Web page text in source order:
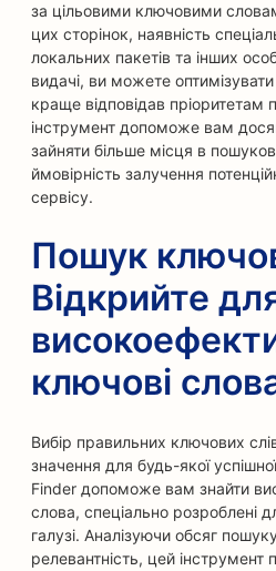
за цільовими ключовими
цих сторінок, наявність
локальних пакетів та інших
видачі, ви можете
краще відповідав
інструмент допоможе вам
зайняти більше місця в
ймовірність залучення
сервісу.
Пошук
Відкрийте
ключові
Вибір правильних ключових
значення для будь-якої
Finder допоможе вам знайти
слова, спеціально розроблені
галузі. Аналізуючи обсяг
релевантність, цей інструмент